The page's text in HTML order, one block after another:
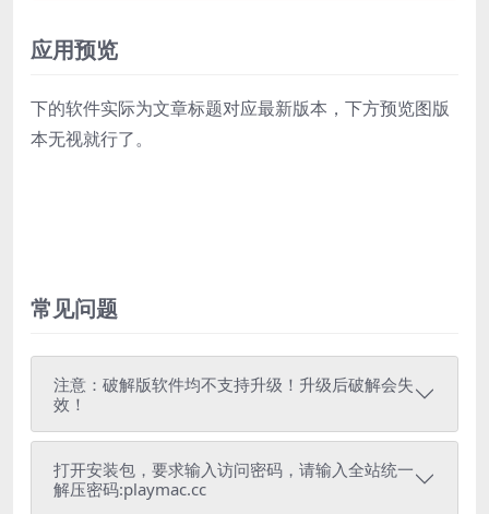
应用预览
下的软件实际为文章标题对应最新版本，下方预览图版
本无视就行了。
常见问题
注意：破解版软件均不支持升级！升级后破解会失
效！
打开安装包，要求输入访问密码，请输入全站统一
解压密码:playmac.cc